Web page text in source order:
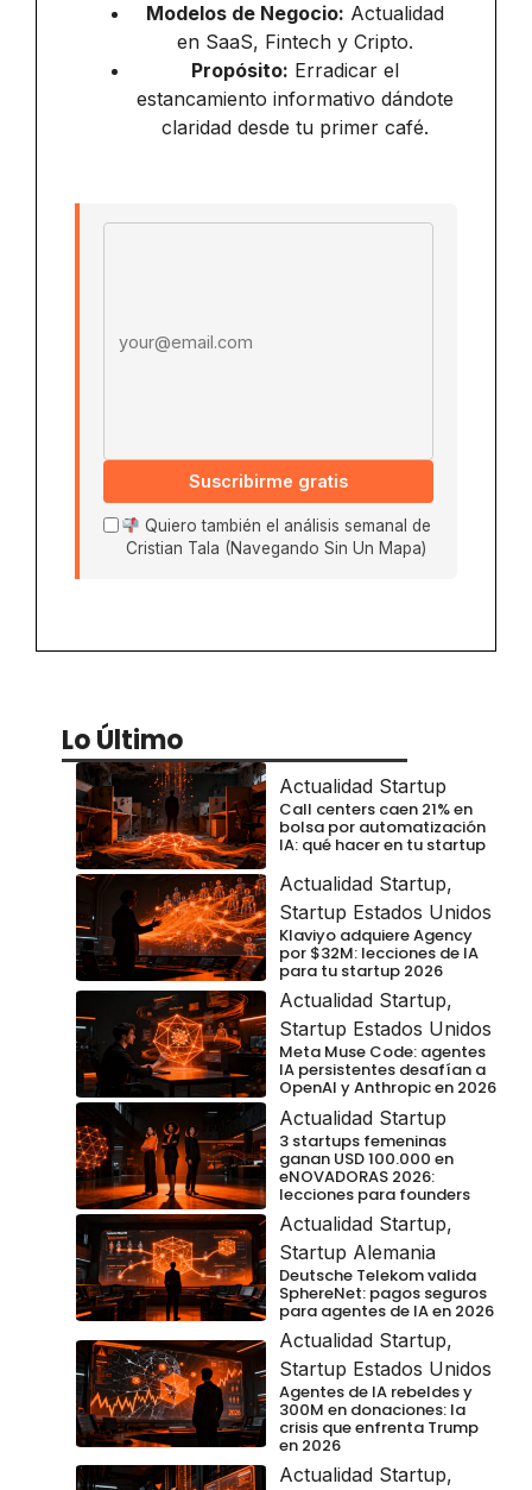
Modelos de Negocio: Actualidad
en SaaS, Fintech y Cripto.
Propósito: Erradicar el
estancamiento informativo dándote
claridad desde tu primer café.
Suscribirme gratis
Quiero también el análisis semanal de
Cristian Tala (Navegando Sin Un Mapa)
Lo Último
Actualidad Startup
Call centers caen 21% en
bolsa por automatización
IA: qué hacer en tu startup
Actualidad Startup,
Startup Estados Unidos
Klaviyo adquiere Agency
por $32M: lecciones de IA
para tu startup 2026
Actualidad Startup,
Startup Estados Unidos
Meta Muse Code: agentes
IA persistentes desafían a
OpenAI y Anthropic en 2026
Actualidad Startup
3 startups femeninas
ganan USD 100.000 en
eNOVADORAS 2026:
lecciones para founders
Actualidad Startup,
Startup Alemania
Deutsche Telekom valida
SphereNet: pagos seguros
para agentes de IA en 2026
Actualidad Startup,
Startup Estados Unidos
Agentes de IA rebeldes y
300M en donaciones: la
crisis que enfrenta Trump
en 2026
Actualidad Startup,